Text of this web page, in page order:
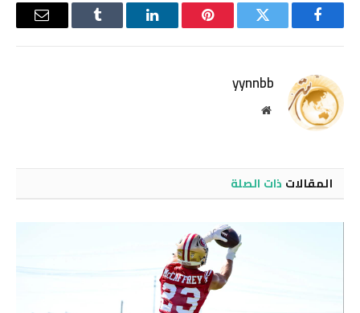
فيسبوك تويتر بينتيريستلينكدإن Tumblr
البريد
yynnbb
موقع
المقالات ذات الصلة